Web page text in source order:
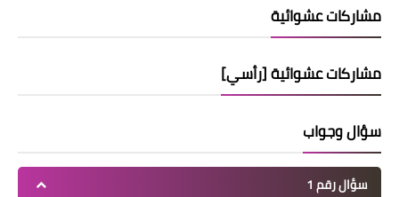
مشاركات عشوائية
مشاركات عشوائية [رأسي]
سؤال وجواب
سؤال رقم 1